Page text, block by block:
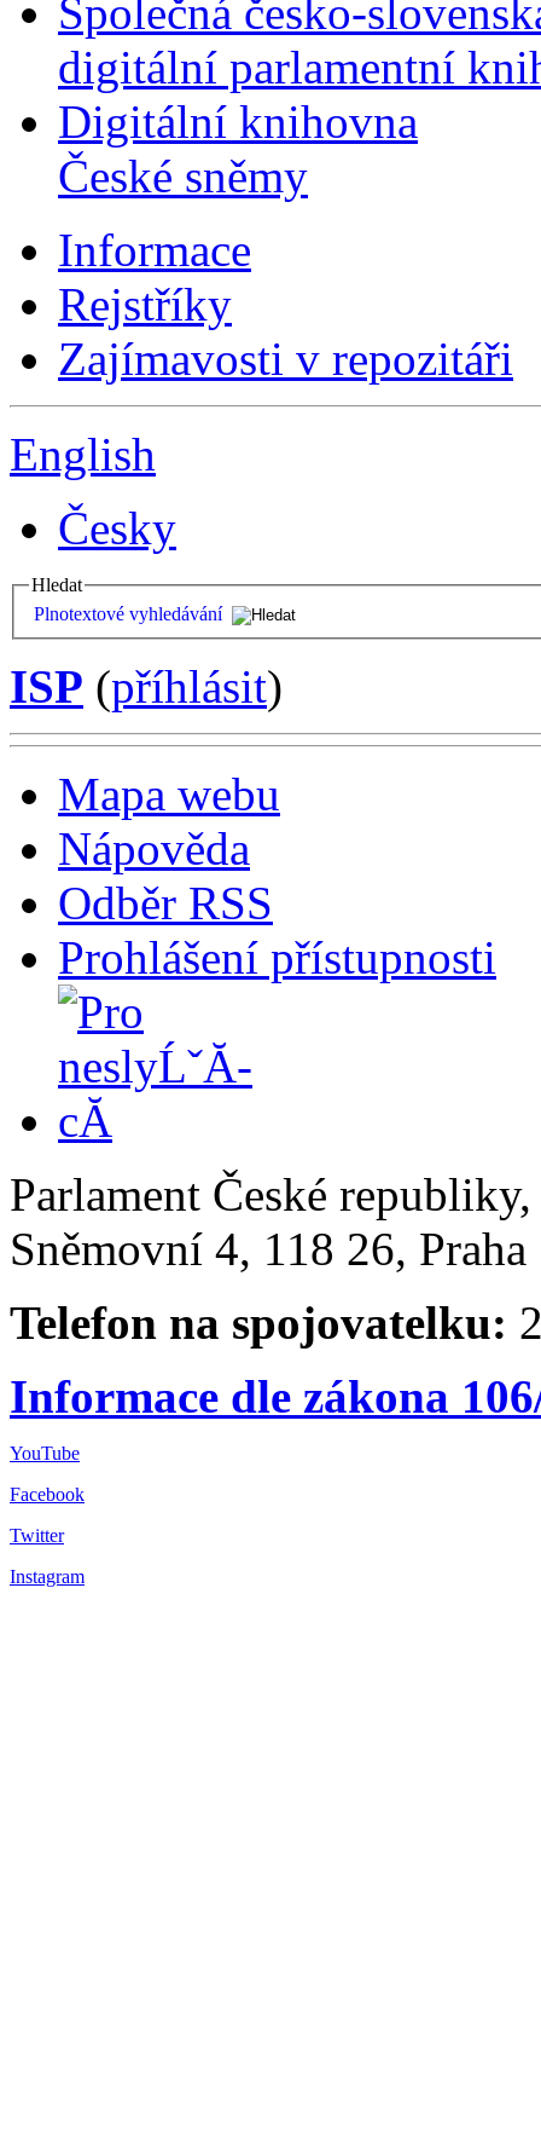
Společná česko-
digitální parlamentní
Digitální knihovna
České sněmy
Informace
Rejstříky
Zajímavosti v repozitáři
English
Česky
Hledat
Plnotextové vyhledávání
ISP (příhlásit)
Mapa webu
Nápověda
Odběr RSS
Prohlášení přístupnosti
Parlament České
Sněmovní 4, 118 26,
Telefon na spojovatelku:
Informace dle zákona
YouTube
Facebook
Twitter
Instagram